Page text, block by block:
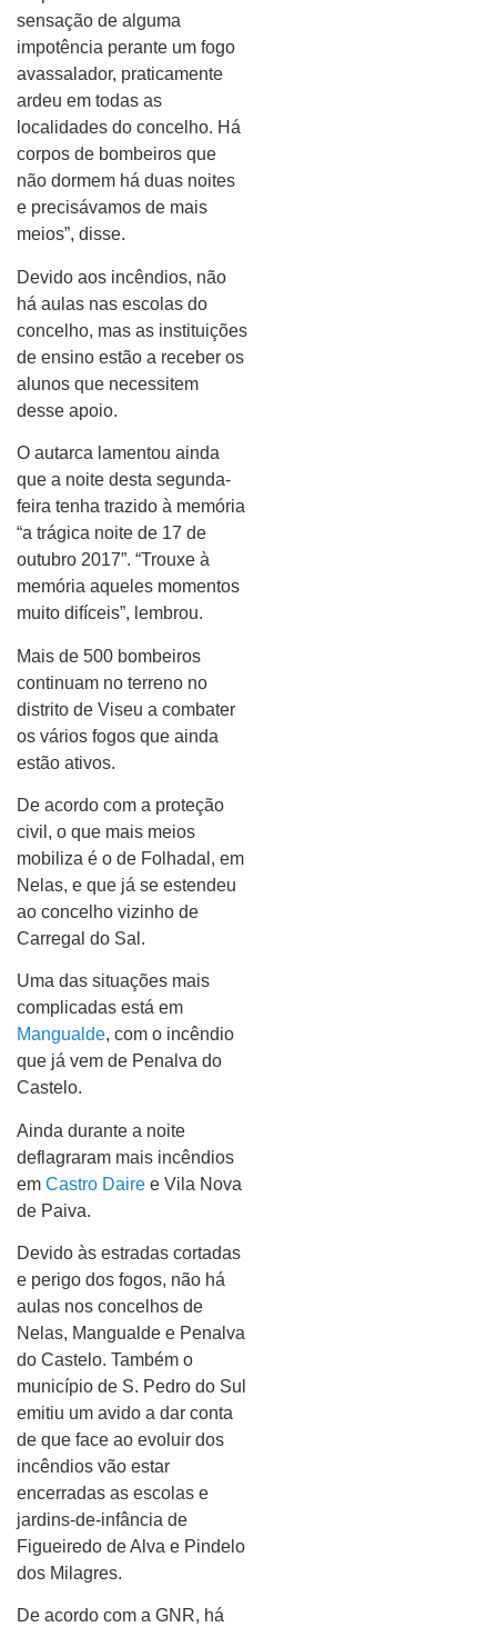
sensação de alguma
impotência perante um fogo
avassalador, praticamente
ardeu em todas as
localidades do concelho. Há
corpos de bombeiros que
não dormem há duas noites
e precisávamos de mais
meios”, disse.
Devido aos incêndios, não
há aulas nas escolas do
concelho, mas as instituições
de ensino estão a receber os
alunos que necessitem
desse apoio.
O autarca lamentou ainda
que a noite desta segunda-
feira tenha trazido à memória
“a trágica noite de 17 de
outubro 2017”. “Trouxe à
memória aqueles momentos
muito difíceis”, lembrou.
Mais de 500 bombeiros
continuam no terreno no
distrito de Viseu a combater
os vários fogos que ainda
estão ativos.
De acordo com a proteção
civil, o que mais meios
mobiliza é o de Folhadal, em
Nelas, e que já se estendeu
ao concelho vizinho de
Carregal do Sal.
Uma das situações mais
complicadas está em
Mangualde, com o incêndio
que já vem de Penalva do
Castelo.
Ainda durante a noite
deflagraram mais incêndios
em Castro Daire e Vila Nova
de Paiva.
Devido às estradas cortadas
e perigo dos fogos, não há
aulas nos concelhos de
Nelas, Mangualde e Penalva
do Castelo. Também o
município de S. Pedro do Sul
emitiu um avido a dar conta
de que face ao evoluir dos
incêndios vão estar
encerradas as escolas e
jardins-de-infância de
Figueiredo de Alva e Pindelo
dos Milagres.
De acordo com a GNR, há